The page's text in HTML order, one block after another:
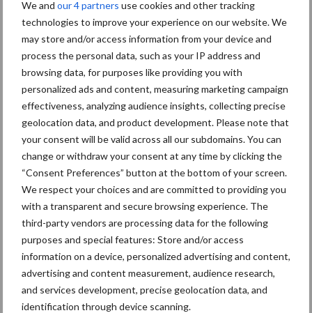
We and our 4 partners use cookies and other tracking
technologies to improve your experience on our website. We
may store and/or access information from your device and
process the personal data, such as your IP address and
browsing data, for purposes like providing you with
personalized ads and content, measuring marketing campaign
effectiveness, analyzing audience insights, collecting precise
geolocation data, and product development. Please note that
your consent will be valid across all our subdomains. You can
change or withdraw your consent at any time by clicking the
“Consent Preferences” button at the bottom of your screen.
We respect your choices and are committed to providing you
with a transparent and secure browsing experience. The
third-party vendors are processing data for the following
purposes and special features: Store and/or access
information on a device, personalized advertising and content,
advertising and content measurement, audience research,
and services development, precise geolocation data, and
identification through device scanning.
Primaire
Sidebar
Recent nieuws Partner nieuws
7 aug
Grondstoffenmarkt blijft grillig:
droogte en geopolitiek houden
Diergezondheid Bemesting Fokkerij
Bedrijfsnieuws
Ligbox &
Voerhekken
Toon meer